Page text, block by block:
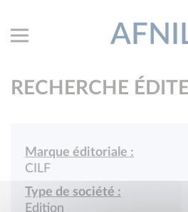
RECHERCHE
Marque éditoriale :
CILF
Type de société :
Edition